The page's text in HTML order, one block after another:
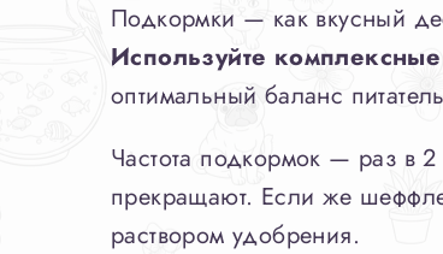
Подкормки — как вкусный
Используйте
оптимальный баланс
Частота подкормок — раз в
прекращают. Если же
раствором удобрения.